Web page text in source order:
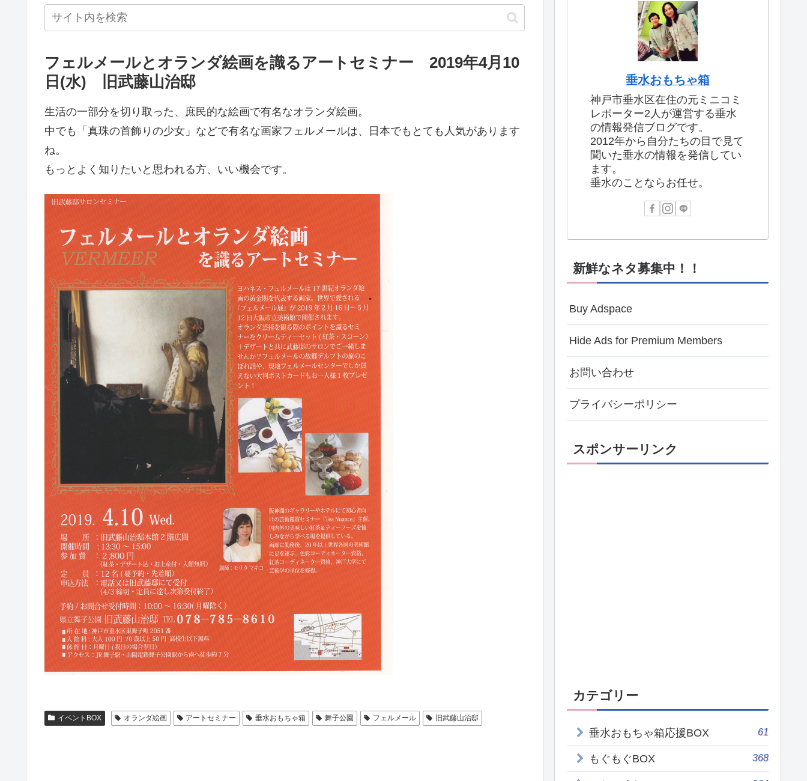
フェルメールとオランダ絵画を識るアートセミナー 2019年4月10
日(水) 旧武藤山治邸
生活の一部分を切り取った、庶民的な絵画で有名なオランダ絵画。
中でも「真珠の首飾りの少女」などで有名な画家フェルメールは、日本でもとても人気があります
ね。
もっとよく知りたいと思われる方、いい機会です。
イベントBOX オランダ絵画 アートセミナー 垂水おもちゃ箱 舞子公園 フェルメール 旧武藤山治邸
垂水おもちゃ箱
神戸市垂水区在住の元ミニコミ
レポーター2人が運営する垂水
の情報発信ブログです。
2012年から自分たちの目で見て
聞いた垂水の情報を発信してい
ます。
垂水のことならお任せ。
新鮮なネタ募集中！！
Buy Adspace
Hide Ads for Premium Members
お問い合わせ
プライバシーポリシー
スポンサーリンク
カテゴリー
垂水おもちゃ箱応援BOX 61
もぐもぐBOX 368